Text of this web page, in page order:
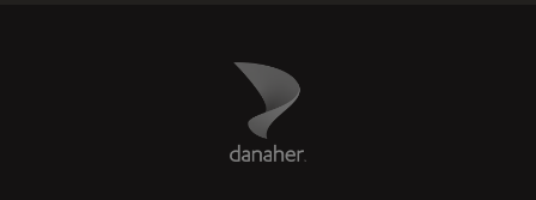
Danaher Logo